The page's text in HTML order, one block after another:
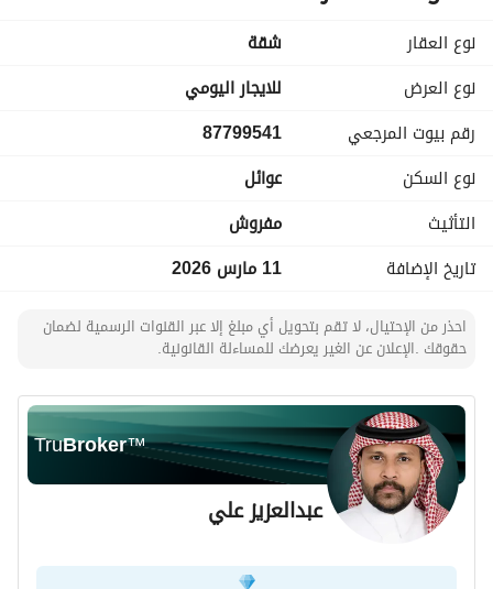
• خطوات معدودة من نخبة المقاهي والمطاعم والمرافق الحيوية.
الحيوي، فهذا العنوان ينتظرك .
أشياء أخرى يجب ملاحظتها
تفاصيل إضافية:
• الموقع مميز وقريب من كل احتياجاتك اليومية:
• تموينات على بعد أقل من دقيقة مشي.
• مغسلة ملابس تبعد حوالي دقيقتين بالسيارة.
• محطة بنزين على مسافة 3 دقائق بالسيارة.
بيانات التسجيل
نوع العقار
شقة
نوع العرض
للايجار اليومي
رقم بيوت المرجعي
87799541
نوع السكن
عوائل
التأثيث
مفروش
تاريخ الإضافة
11 مارس 2026
احذر من الإحتيال، لا تقم بتحويل أي مبلغ إلا عبر القنوات الرسمية لضمان
حقوقك .الإعلان عن الغير يعرضك للمساءلة القانونية.
TruBroker™
عبدالعزيز علي